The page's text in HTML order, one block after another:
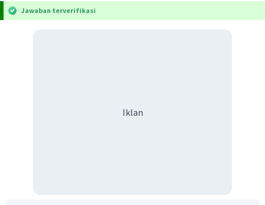
Jawaban terverifikasi
Iklan